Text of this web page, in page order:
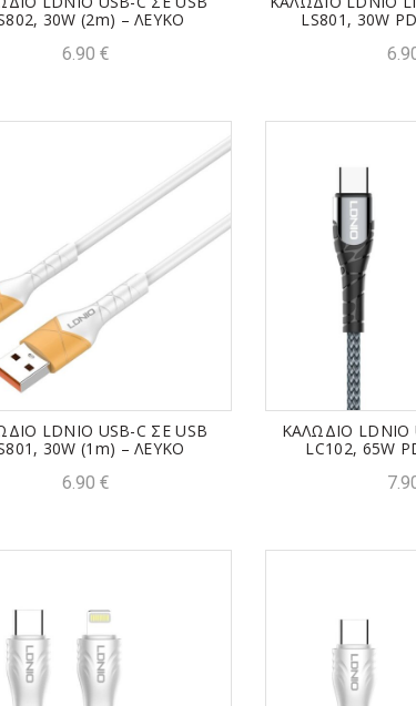
30W (2m) – ΛΕΥΚΟ
6.90€
LS801, 30W
LDNIO USB-C ΣΕ USB
30W (1m) – ΛΕΥΚΟ
6.90€
ΚΑΛΩΔΙΟ LDNIO
LC102, 65W